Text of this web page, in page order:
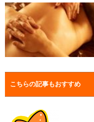
こちらの記事もおすすめ